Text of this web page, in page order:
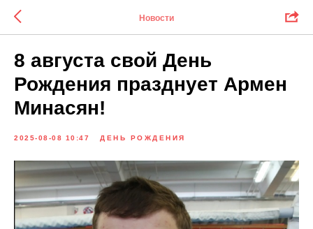
Новости
8 августа свой День
Рождения празднует Армен
Минасян!
2025-08-08 10:47 ДЕНЬ РОЖДЕНИЯ